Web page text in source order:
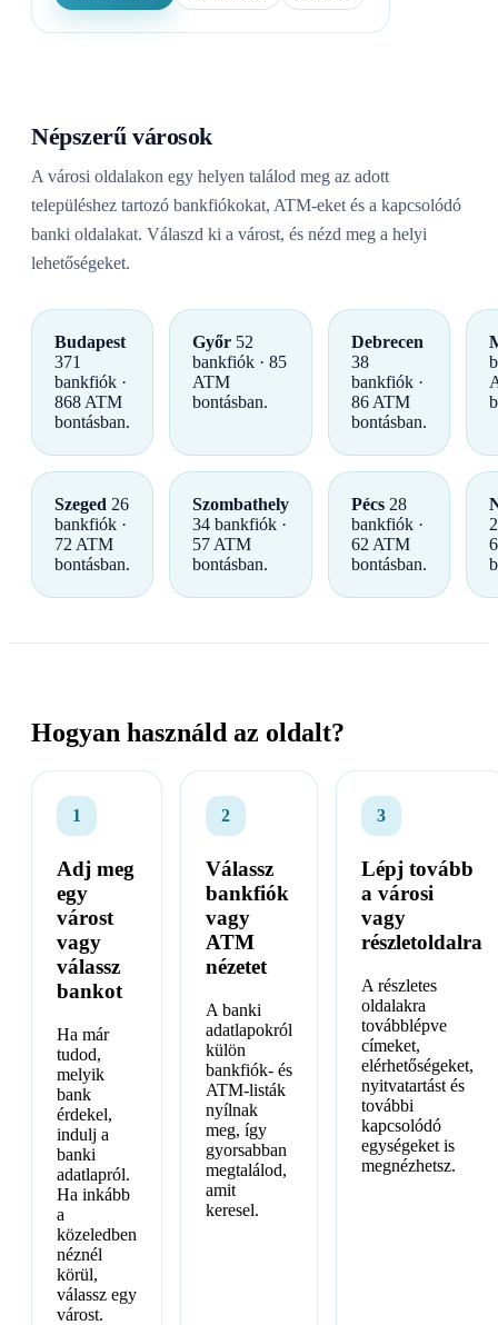
Népszerű városok
A városi oldalakon egy helyen találod meg az adott
településhez tartozó bankfiókokat, ATM-eket és a kapcsolódó
banki oldalakat. Válaszd ki a várost, és nézd meg a helyi
lehetőségeket.
Budapest
371
bankfiók ·
868 ATM
bontásban.
Győr 52
bankfiók · 85
ATM
bontásban.
Debrecen
38
bankfiók ·
86 ATM
bontásban.
Szeged 26
bankfiók ·
72 ATM
bontásban.
Szombathely
34 bankfiók ·
57 ATM
bontásban.
Pécs 28
bankfiók ·
62 ATM
bontásban.
Hogyan használd az oldalt?
1
Adj meg
egy
várost
vagy
válassz
bankot
Ha már
tudod,
melyik
bank
érdekel,
indulj a
banki
adatlapról.
Ha inkább
a
közeledben
néznél
körül,
válassz egy
várost.
2
Válassz
bankfiók
vagy
ATM
nézetet
A banki
adatlapokról
külön
bankfiók- és
ATM-listák
nyílnak
meg, így
gyorsabban
megtalálod,
amit
keresel.
3
Lépj tovább
a városi
vagy
részletoldalra
A részletes
oldalakra
továbblépve
címeket,
elérhetőségeket,
nyitvatartást és
további
kapcsolódó
egységeket is
megnézhetsz.